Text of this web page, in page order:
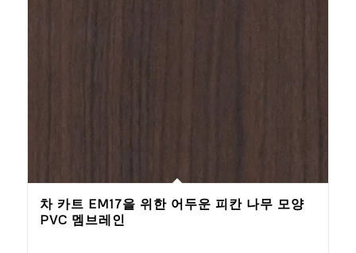
차 카트 EM17을 위한 어두운 피칸 나무 모양
PVC 멤브레인